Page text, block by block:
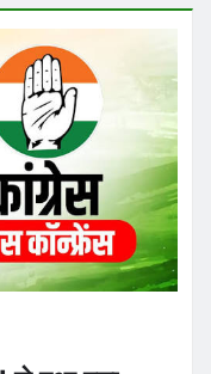
से हुआ बड़ा
लगाकर हुआ